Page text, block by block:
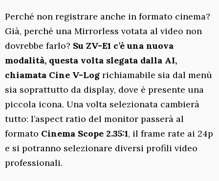
Perché non registrare anche in formato cinema?
Già, perché una Mirrorless votata al video non
dovrebbe farlo? Su ZV-E1 c’è una nuova
modalità, questa volta slegata dalla AI,
chiamata Cine V-Log richiamabile sia dal menù
sia soprattutto da display, dove è presente una
piccola icona. Una volta selezionata cambierà
tutto: l’aspect ratio del monitor passerà al
formato Cinema Scope 2.35:1, il frame rate ai 24p
e si potranno selezionare diversi profili video
professionali.